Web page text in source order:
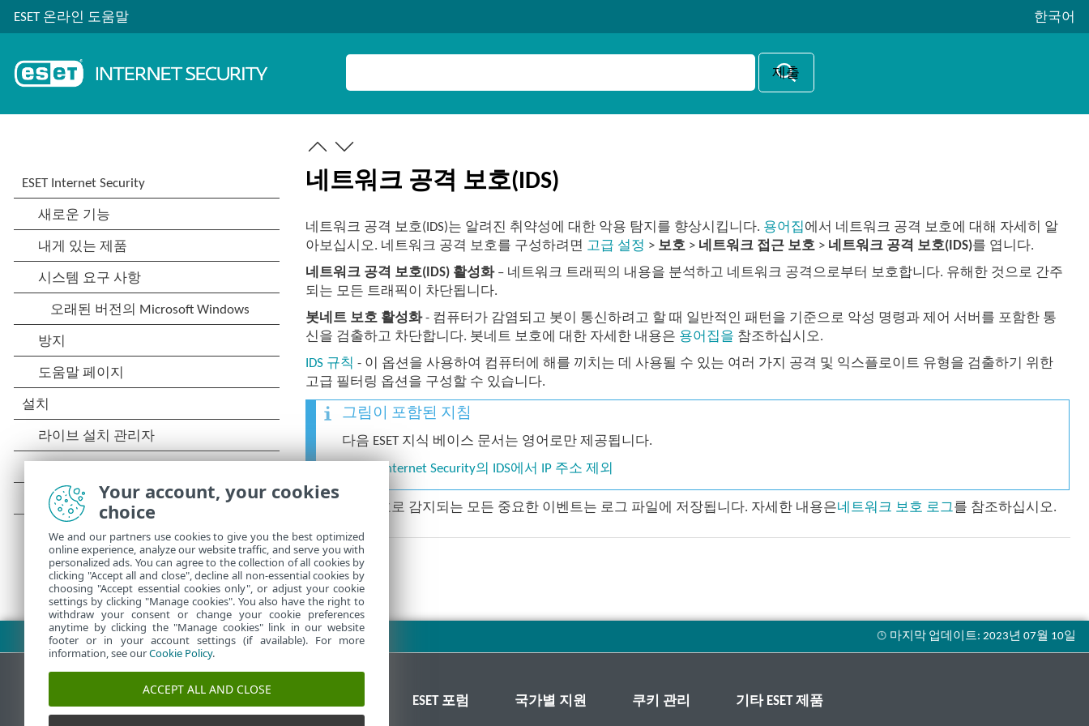
ESET 온라인 도움말 한국어
네트워크 공격 보호(IDS)
네트워크 공격 보호(IDS)는 알려진 취약성에 대한 악용 탐지를 향상시킵니다. 용어집에서 네트워크 공격 보호에 대해 자세히 알
아보십시오. 네트워크 공격 보호를 구성하려면 고급 설정 > 보호 > 네트워크 접근 보호 > 네트워크 공격 보호(IDS)를 엽니다.
네트워크 공격 보호(IDS) 활성화– 네트워크 트래픽의 내용을 분석하고 네트워크 공격으로부터 보호합니다. 유해한 것으로 간주
되는 모든 트래픽이 차단됩니다.
봇네트 보호 활성화- 컴퓨터가 감염되고 봇이 통신하려고 할 때 일반적인 패턴을 기준으로 악성 명령과 제어 서버를 포함한 통
신을 검출하고 차단합니다. 봇네트 보호에 대한 자세한 내용은 용어집을 참조하십시오.
IDS 규칙 - 이 옵션을 사용하여 컴퓨터에 해를 끼치는 데 사용될 수 있는 여러 가지 공격 및 익스플로이트 유형을 검출하기 위한
고급 필터링 옵션을 구성할 수 있습니다.
그림이 포함된 지침
다음 ESET 지식 베이스 문서는 영어로만 제공됩니다.
ESET Internet Security의 IDS에서 IP 주소 제외
네트워크 보호로 감지되는 모든 중요한 이벤트는 로그 파일에 저장됩니다. 자세한 내용은네트워크 보호 로그를 참조하십시오.
PDF 다운로드
ESET 포럼 국가별 지원 쿠키 관리 기타 ESET 제품
Your account, your cookies
choice
We and our partners use cookies to give you the best optimized
online experience, analyze our website traffic, and serve you with
personalized ads. You can agree to the collection of all cookies by
clicking "Accept all and close", decline all non-essential cookies by
choosing "Accept essential cookies only", or adjust your cookie
settings by clicking "Manage cookies". You also have the right to
withdraw your consent or change your cookie preferences
anytime by clicking the "Manage cookies" link in our website
footer or in your account settings (if available). For more
information, see ourCookie Policy.
ACCEPT ALL AND CLOSE